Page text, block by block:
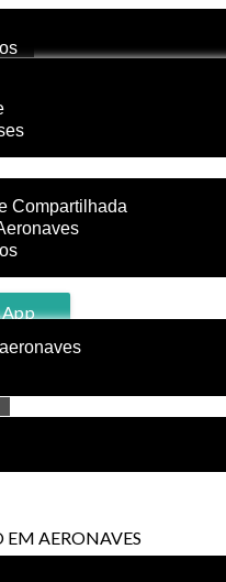
Compartilhada
EM AERONAVES